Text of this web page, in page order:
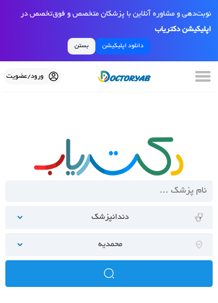
نوبت‌دهی و مشاوره آنلاین با پزشکان متخصص و فوق‌تخصص در
اپلیکیشن دکتریاب
دانلود اپلیکیشن بستن
ورود/عضویت
دندانپزشک
محمدیه